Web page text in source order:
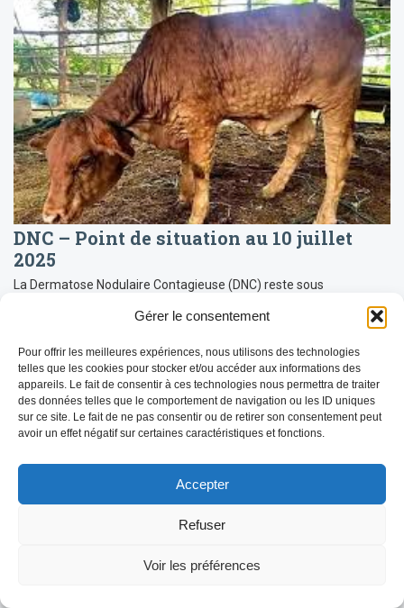
Gérer le consentement
Pour offrir les meilleures expériences, nous utilisons des technologies
telles que les cookies pour stocker et/ou accéder aux informations des
appareils. Le fait de consentir à ces technologies nous permettra de traiter
des données telles que le comportement de navigation ou les ID uniques
sur ce site. Le fait de ne pas consentir ou de retirer son consentement peut
avoir un effet négatif sur certaines caractéristiques et fonctions.
Accepter
Refuser
Voir les préférences
DNC – Point de situation au 10 juillet
2025
La Dermatose Nodulaire Contagieuse (DNC) reste sous
évolutive en Savoie. Voici les dernières informations disponibles
LIRE LA SUITE